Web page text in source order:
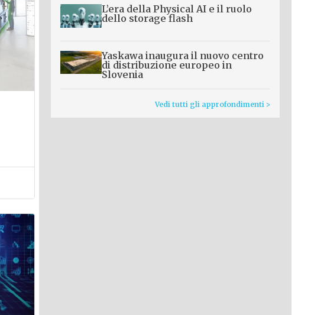
L’era della Physical AI e il ruolo
dello storage flash
Yaskawa inaugura il nuovo centro
di distribuzione europeo in
Slovenia
Vedi tutti gli approfondimenti >